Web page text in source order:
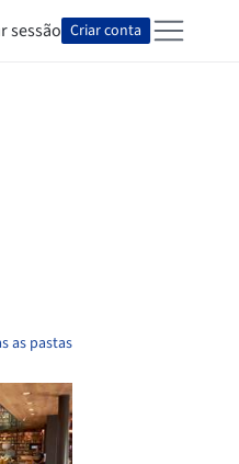
sessão Criar conta
as pastas